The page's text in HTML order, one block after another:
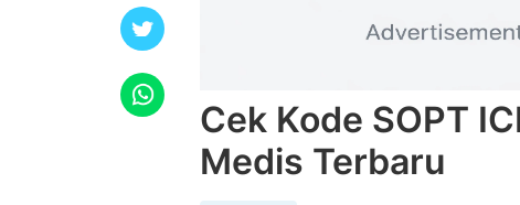
Cek Kode SOPT
Medis Terbaru